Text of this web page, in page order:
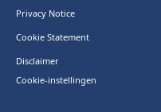
Privacy Notice
Cookie Statement
Disclaimer
Cookie-instellingen